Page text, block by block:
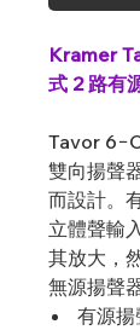
Kramer
式 2 路有
Tavor
雙向揚聲
而設計。
立體聲輸
其放大，
無源揚聲器
有源